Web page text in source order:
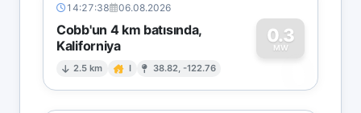
14:27:38 06.08.2026
Cobb'un 4 km batısında,
Kaliforniya
2.5 km I 38.82, -122.76
0.3
MW
0